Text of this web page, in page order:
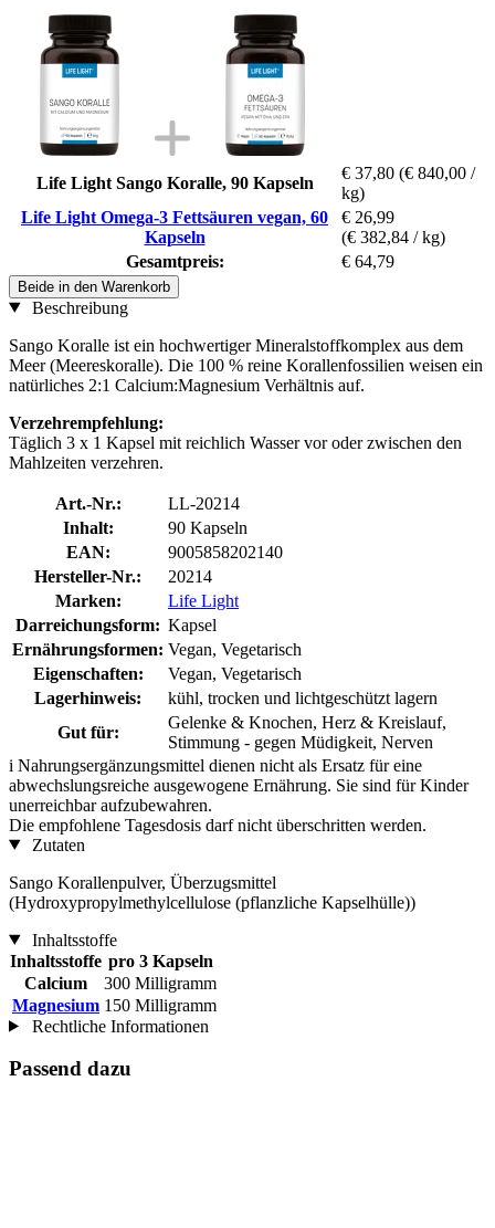
Life Light Sango Koralle, 90 Kapseln
€ 37,80 (€ 840,00 /
kg)
Life Light Omega-3 Fettsäuren vegan, 60
Kapseln
€ 26,99
(€ 382,84 / kg)
Gesamtpreis:
€ 64,79
Beide in den Warenkorb
Beschreibung
Sango Koralle ist ein hochwertiger Mineralstoffkomplex aus dem
Meer (Meereskoralle). Die 100 % reine Korallenfossilien weisen ein
natürliches 2:1 Calcium:Magnesium Verhältnis auf.
Verzehrempfehlung:
Täglich 3 x 1 Kapsel mit reichlich Wasser vor oder zwischen den
Mahlzeiten verzehren.
Art.-Nr.:
LL-20214
Inhalt:
90 Kapseln
EAN:
9005858202140
Hersteller-Nr.:
20214
Marken:
Life Light
Darreichungsform: Kapsel
Ernährungsformen: Vegan, Vegetarisch
Eigenschaften:
Vegan, Vegetarisch
Lagerhinweis:
kühl, trocken und lichtgeschützt lagern
Gut für:
Gelenke & Knochen, Herz & Kreislauf,
Stimmung - gegen Müdigkeit, Nerven
i Nahrungsergänzungsmittel dienen nicht als Ersatz für eine
abwechslungsreiche ausgewogene Ernährung. Sie sind für Kinder
unerreichbar aufzubewahren.
Die empfohlene Tagesdosis darf nicht überschritten werden.
Zutaten
Sango Korallenpulver, Überzugsmittel
(Hydroxypropylmethylcellulose (pflanzliche Kapselhülle))
Inhaltsstoffe
Inhaltsstoffe pro 3 Kapseln
Calcium
300 Milligramm
Magnesium 150 Milligramm
Rechtliche Informationen
Passend dazu